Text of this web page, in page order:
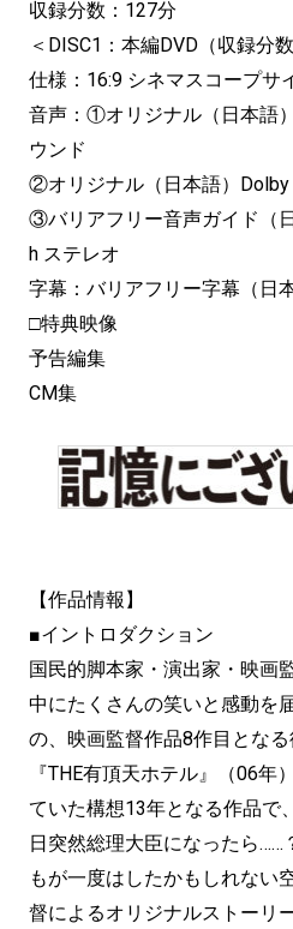
収録分数：127分
＜DISC1：本編DVD（収録分
仕様：16:9 シネマスコープサ
音声：①オリジナル（日本語
ウンド
②オリジナル（日本語）Dolby
③バリアフリー音声ガイド（
h ステレオ
字幕：バリアフリー字幕（日本
□特典映像
予告編集
CM集
【作品情報】
■イントロダクション
国民的脚本家・演出家・映画
中にたくさんの笑いと感動を
の、映画監督作品8作目となる
『THE有頂天ホテル』（06年
ていた構想13年となる作品で
日突然総理大臣になったら……
もが一度はしたかもしれない
督によるオリジナルストーリ